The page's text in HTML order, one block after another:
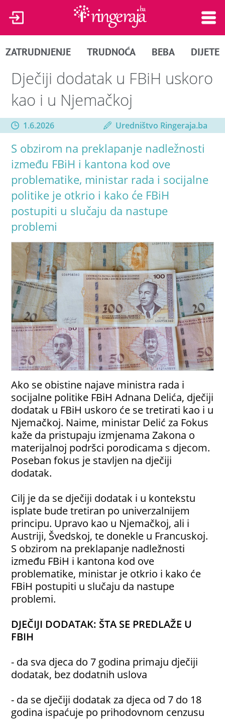
ZATRUDNJENJE TRUDNOĆA BEBA DIJETE
Dječiji dodatak u FBiH uskoro
kao i u Njemačkoj
1.6.2026 Uredništvo Ringeraja.ba
S obzirom na preklapanje nadležnosti
između FBiH i kantona kod ove
problematike, ministar rada i socijalne
politike je otkrio i kako će FBiH
postupiti u slučaju da nastupe
problemi
Ako se obistine najave ministra rada i
socijalne politike FBiH Adnana Delića, dječiji
dodatak u FBiH uskoro će se tretirati kao i u
Njemačkoj. Naime, ministar Delić za Fokus
kaže da pristupaju izmjenama Zakona o
materijalnoj podršci porodicama s djecom.
Poseban fokus je stavljen na dječiji
dodatak.
Cilj je da se dječiji dodatak i u kontekstu
isplate bude tretiran po univerzalnijem
principu. Upravo kao u Njemačkoj, ali i
Austriji, Švedskoj, te donekle u Francuskoj.
S obzirom na preklapanje nadležnosti
između FBiH i kantona kod ove
problematike, ministar je otkrio i kako će
FBiH postupiti u slučaju da nastupe
problemi.
DJEČIJI DODATAK: ŠTA SE PREDLAŽE U
FBIH
- da sva djeca do 7 godina primaju dječiji
dodatak, bez dodatnih uslova
- da se dječiji dodatak za djeca od 7 do 18
godina ispaćuje po prihodovnom cenzusu